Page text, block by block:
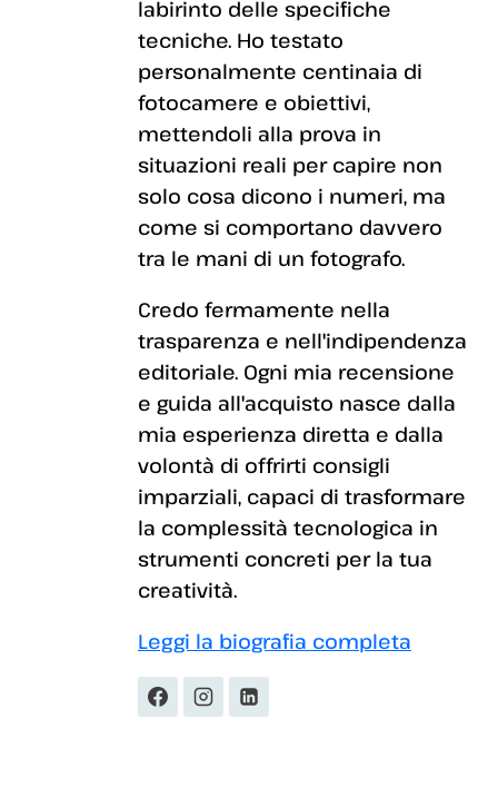
labirinto delle specifiche
tecniche. Ho testato
personalmente centinaia di
fotocamere e obiettivi,
mettendoli alla prova in
situazioni reali per capire non
solo cosa dicono i numeri, ma
come si comportano davvero
tra le mani di un fotografo.
Credo fermamente nella
trasparenza e nell'indipendenza
editoriale. Ogni mia recensione
e guida all'acquisto nasce dalla
mia esperienza diretta e dalla
volontà di offrirti consigli
imparziali, capaci di trasformare
la complessità tecnologica in
strumenti concreti per la tua
creatività.
Leggi la biografia completa